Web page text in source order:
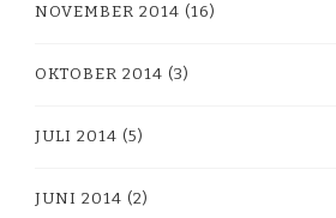
NOVEMBER 2014 (16)
OKTOBER 2014 (3)
JULI 2014 (5)
JUNI 2014 (2)